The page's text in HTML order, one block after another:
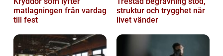
matlagningen från vardag
till fest
struktur och trygghet när
livet vänder